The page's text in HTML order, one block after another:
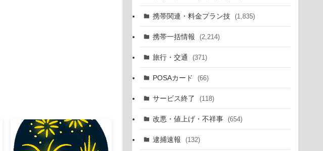
携帯関連・料金プラン技 (1,835)
携帯一括情報 (2,214)
旅行・交通 (371)
POSAカード (66)
サービス終了 (118)
改悪・値上げ・不祥事 (654)
逮捕速報 (132)